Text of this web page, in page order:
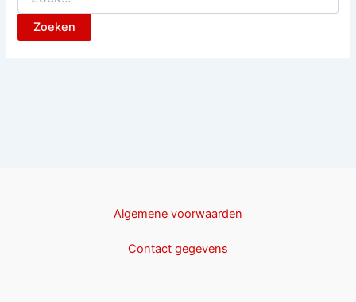
naar:
Algemene voorwaarden
Contact gegevens